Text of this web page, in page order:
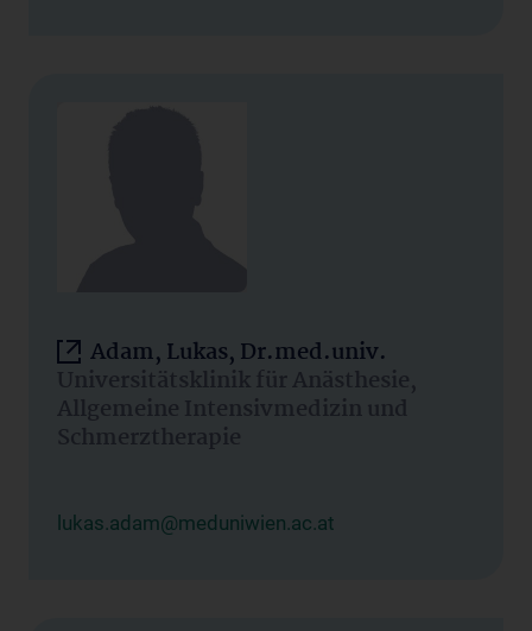
Adam, Lukas, Dr.med.univ.
Universitätsklinik für Anästhesie,
Allgemeine Intensivmedizin und
Schmerztherapie
lukas.adam@meduniwien.ac.at